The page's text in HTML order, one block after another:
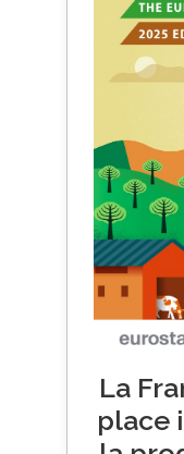
La
place